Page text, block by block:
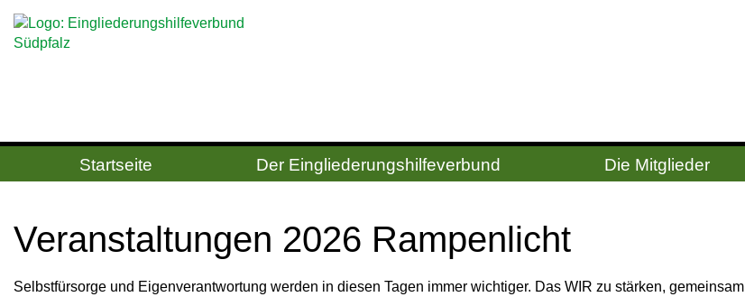
Startseite Der Eingliederungshilfeverbund Die Mitglieder
Ver­an­stal­tun­gen 2026 Ram­pen­licht
Selbstfürsorge und Eigenverantwortung werden in diesen Tagen immer wichtiger. Das WIR zu stärken, gemeinsam